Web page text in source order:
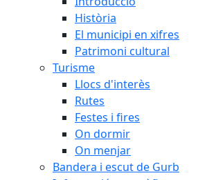
Història
El municipi en xifres
Patrimoni cultural
Turisme
Llocs d'interès
Rutes
Festes i fires
On dormir
On menjar
Bandera i escut de Gurb